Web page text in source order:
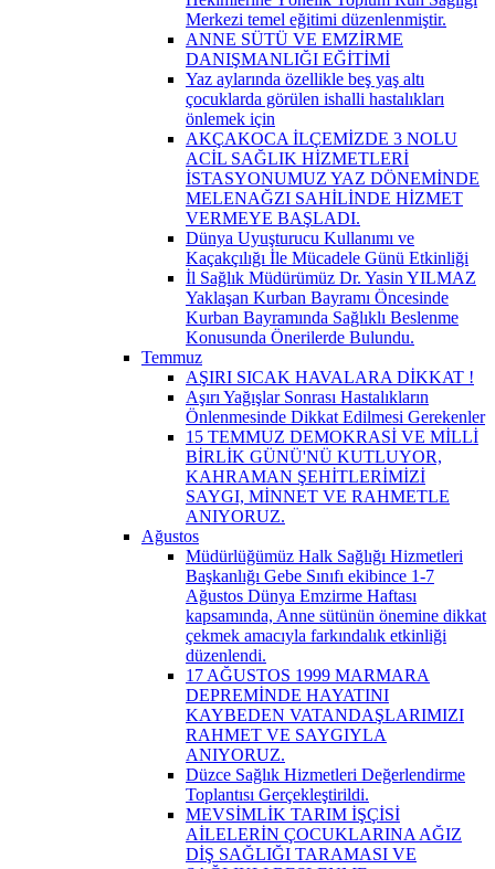
Merkezi temel eğitimi düzenlenmiştir.
ANNE SÜTÜ VE EMZİRME
DANIŞMANLIĞI EĞİTİMİ
Yaz aylarında özellikle beş yaş altı
çocuklarda görülen ishalli hastalıkları
önlemek için
AKÇAKOCA İLÇEMİZDE 3 NOLU
ACİL SAĞLIK HİZMETLERİ
İSTASYONUMUZ YAZ DÖNEMİNDE
MELENAĞZI SAHİLİNDE HİZMET
VERMEYE BAŞLADI.
Dünya Uyuşturucu Kullanımı ve
Kaçakçılığı İle Mücadele Günü Etkinliği
İl Sağlık Müdürümüz Dr. Yasin YILMAZ
Yaklaşan Kurban Bayramı Öncesinde
Kurban Bayramında Sağlıklı Beslenme
Konusunda Önerilerde Bulundu.
Temmuz
AŞIRI SICAK HAVALARA DİKKAT !
Aşırı Yağışlar Sonrası Hastalıkların
Önlenmesinde Dikkat Edilmesi Gerekenler
15 TEMMUZ DEMOKRASİ VE MİLLİ
BİRLİK GÜNÜ'NÜ KUTLUYOR,
KAHRAMAN ŞEHİTLERİMİZİ
SAYGI, MİNNET VE RAHMETLE
ANIYORUZ.
Ağustos
Müdürlüğümüz Halk Sağlığı Hizmetleri
Başkanlığı Gebe Sınıfı ekibince 1-7
Ağustos Dünya Emzirme Haftası
kapsamında, Anne sütünün önemine dikkat
çekmek amacıyla farkındalık etkinliği
düzenlendi.
17 AĞUSTOS 1999 MARMARA
DEPREMİNDE HAYATINI
KAYBEDEN VATANDAŞLARIMIZI
RAHMET VE SAYGIYLA
ANIYORUZ.
Düzce Sağlık Hizmetleri Değerlendirme
Toplantısı Gerçekleştirildi.
MEVSİMLİK TARIM İŞÇİSİ
AİLELERİN ÇOCUKLARINA AĞIZ
DİŞ SAĞLIĞI TARAMASI VE